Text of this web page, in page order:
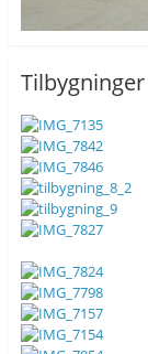
Tilbygninger